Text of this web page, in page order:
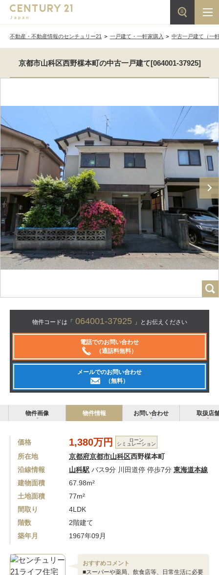
不動産・不動産情報のセンチュリー21 一戸建て・一軒家購入 中古一戸建て（一
京都市山科区西野楳本町の中古一戸建て[064001-37925]
物件コードは「 064001-37925 」とお伝えください
電話でのお問い合わせ
（通話料無料）
メールでのお問い合わせ
（無料）
物件画像 物件情報 お問い合わせ 取扱店
価格 1,380万円 ローン
シミュレーション
所在地 京都府京都市山科区西野楳本町
沿線情報
山科駅 バス9分 川田道停 停歩7分 東海道本線
建物面積
67.98m²
土地面積
77m²
間取り
4LDK
階数
2階建て
築年月
1967年09月
おすすめコメント
■スーパーや薬局、飲食店等、日常生活に必要